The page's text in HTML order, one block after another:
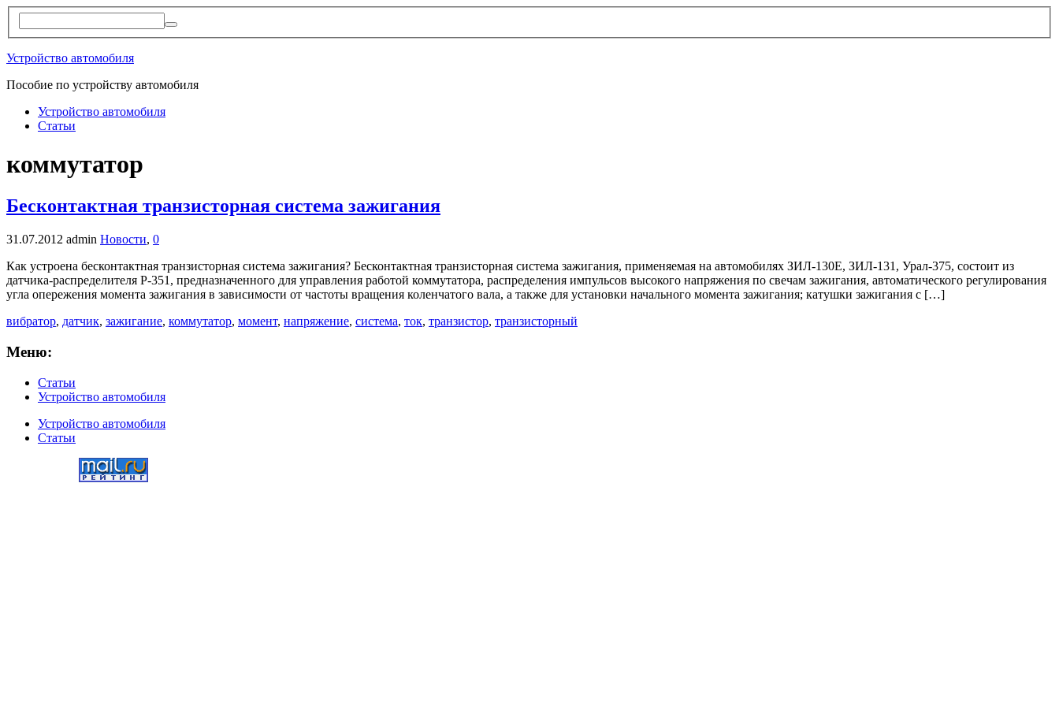
Устройство автомобиля
Пособие по устройству автомобиля
Устройство автомобиля
Статьи
коммутатор
Бесконтактная транзисторная система зажигания
31.07.2012 admin Новости, 0
Как устроена бесконтактная транзисторная система зажигания? Бесконтактная транзисторная система зажигания, применяемая на автомобилях ЗИЛ-130Е, ЗИЛ-131, Урал-375, состоит из
датчика-распределителя Р-351, предназначенного для управления работой коммутатора, распределения импульсов высокого напряжения по свечам зажигания, автоматического регулирования
угла опережения момента зажигания в зависимости от частоты вращения коленчатого вала, а также для установки начального момента зажигания; катушки зажигания с […]
вибратор, датчик, зажигание, коммутатор, момент, напряжение, система, ток, транзистор, транзисторный
Меню:
Статьи
Устройство автомобиля
Устройство автомобиля
Статьи